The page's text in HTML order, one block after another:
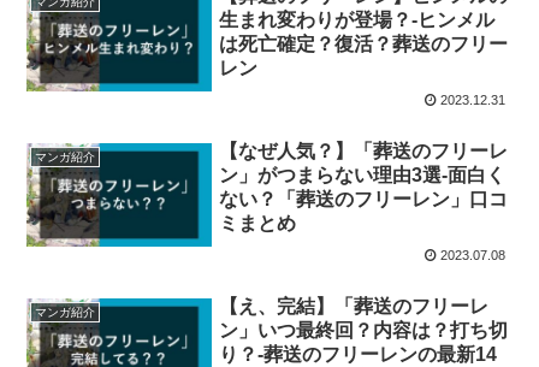
生まれ変わりが登場？-ヒンメル
は死亡確定？復活？葬送のフリー
レン
2023.12.31
マンガ紹介
【なぜ人気？】「葬送のフリーレ
ン」がつまらない理由3選-面白く
ない？「葬送のフリーレン」口コ
ミまとめ
2023.07.08
マンガ紹介
【え、完結】「葬送のフリーレ
ン」いつ最終回？内容は？打ち切
り？-葬送のフリーレンの最新14